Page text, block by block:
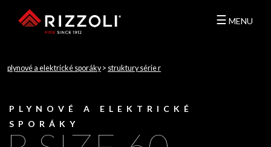
☰ MENU
plynové a elektrické sporáky > struktury série r
PLYNOVÉ A ELEKTRICKÉ
SPORÁKY